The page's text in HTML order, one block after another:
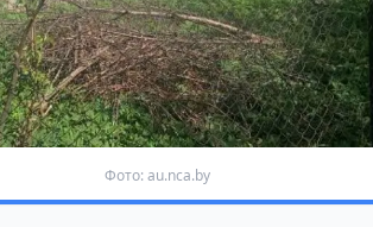
Фото: au.nca.by